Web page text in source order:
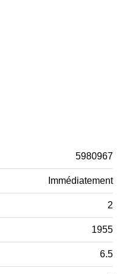
5980967
Immédiatement
2
1955
6.5